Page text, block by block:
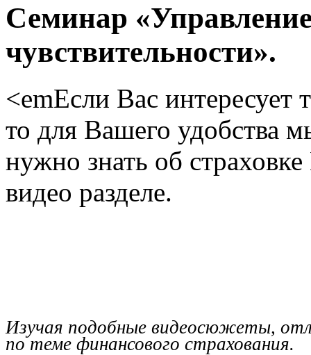
Семинар
чувствительности».
<emЕсли Вас интересует
то для Вашего удобства
нужно знать об
видео разделе.
Изучая подобные видеосюжеты,
по теме финансового страхования.